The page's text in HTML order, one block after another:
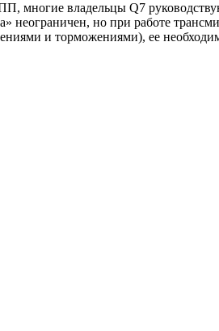
многие владельцы Q7
неограничен, но при работе
и торможениями), ее